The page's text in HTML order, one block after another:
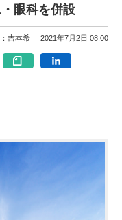
眼科を併設
吉本希 2021年7月2日 08:00